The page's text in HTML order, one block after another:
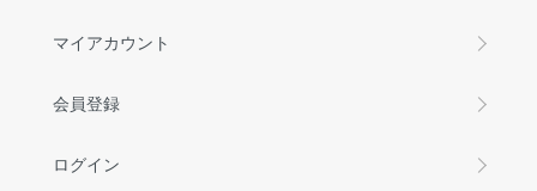
マイアカウント
会員登録
ログイン